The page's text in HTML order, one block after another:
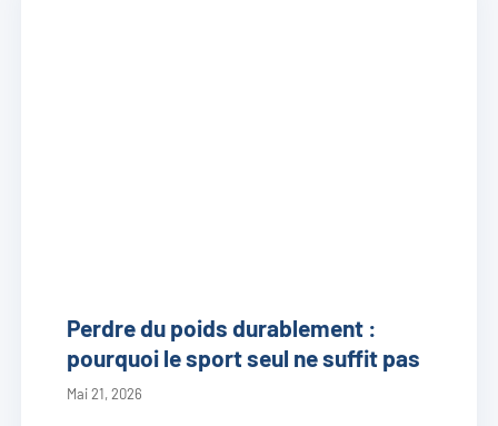
Perdre du poids durablement :
pourquoi le sport seul ne suffit pas
Mai 21, 2026